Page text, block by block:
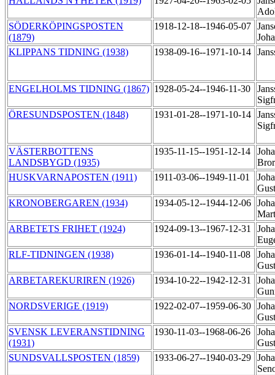
SÖDERKÖPINGSPOSTEN
(1879)
1918-12-18--1946-05-07
KLIPPANS TIDNING (1938)
1938-09-16--1971-10-14
ENGELHOLMS TIDNING (1867) 1928-05-24--1946-11-30
ÖRESUNDSPOSTEN (1848)
1931-01-28--1971-10-14
VÄSTERBOTTENS
LANDSBYGD (1935)
1935-11-15--1951-12-14
HUSKVARNAPOSTEN (1911)
1911-03-06--1949-11-01
KRONOBERGAREN (1934)
1934-05-12--1944-12-06
ARBETETS FRIHET (1924)
1924-09-13--1967-12-31
RLF-TIDNINGEN (1938)
1936-01-14--1940-11-08
ARBETAREKURIREN (1926)
1934-10-22--1942-12-31
NORDSVERIGE (1919)
1922-02-07--1959-06-30
SVENSK LEVERANSTIDNING
(1931)
1930-11-03--1968-06-26
SUNDSVALLSPOSTEN (1859)
1933-06-27--1940-03-29